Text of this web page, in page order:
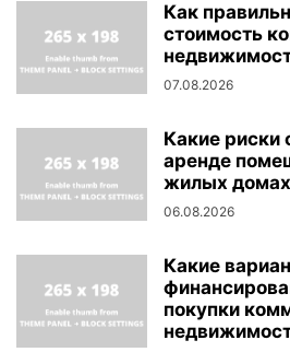
Как
стоимость
07.08.2026
Какие риски
аренде
жилых домах
06.08.2026
Какие
покупки